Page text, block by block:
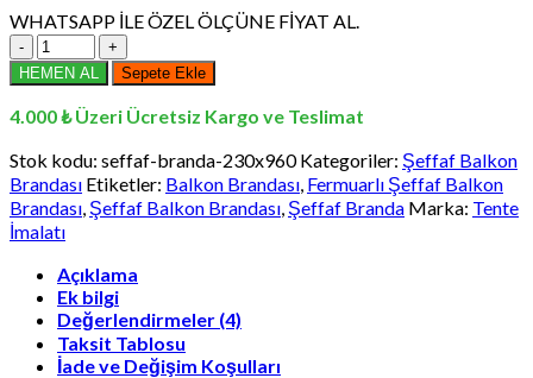
WHATSAPP İLE ÖZEL ÖLÇÜNE FİYAT AL.
230x960
cm
Şeffaf
Balkon
Fermuarlı
Şeffaf
Balkon
Brandası,
Şeffaf
Branda
adet
HEMEN AL Sepete Ekle
4.000 ₺ Üzeri Ücretsiz Kargo ve Teslimat
Stok kodu: seffaf-branda-230x960 Kategoriler: Şeffaf Balkon
Brandası Etiketler: Balkon Brandası, Fermuarlı Şeffaf Balkon
Brandası, Şeffaf Balkon Brandası, Şeffaf Branda Marka: Tente
İmalatı
Açıklama
Ek bilgi
Değerlendirmeler (4)
Taksit Tablosu
İade ve Değişim Koşulları